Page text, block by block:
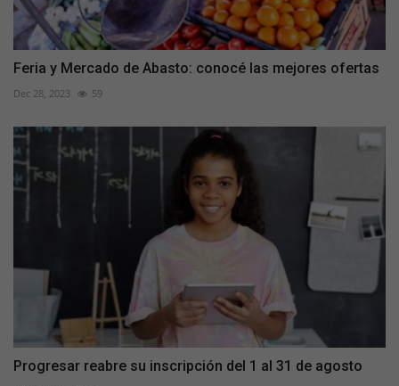
Feria y Mercado de Abasto: conocé las mejores ofertas
Dec 28, 2023 59
Progresar reabre su inscripción del 1 al 31 de agosto